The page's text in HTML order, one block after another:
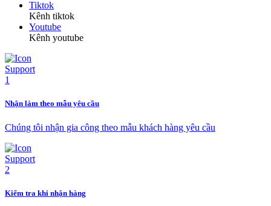
Tiktok
Kênh tiktok
Youtube
Kênh youtube
Nhận làm theo mẫu yêu cầu
Chúng tôi nhận gia công theo mẫu khách hàng yêu cầu
Kiểm tra khi nhận hàng